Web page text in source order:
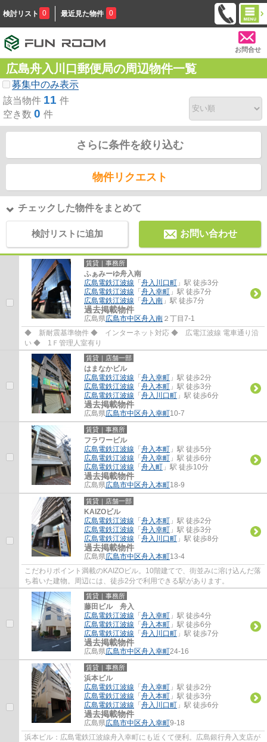
検討リスト 0 最近見た物件 0
お問合せ
広島舟入川口郵便局の周辺物件一覧
募集中のみ表示
該当物件 11 件
空き数 0 件
さらに条件を絞り込む
物件リクエスト
チェックした物件をまとめて
検討リストに追加 お問い合わせ
賃貸｜事務所
ふぁみーゆ舟入南
広島電鉄江波線 「 舟入川口町 」駅 徒歩3分
広島電鉄江波線 「 舟入幸町 」駅 徒歩7分
広島電鉄江波線 「 舟入南 」駅 徒歩7分
過去掲載物件
広島県広島市中区舟入南 ２丁目7-1
◆ 新耐震基準物件 ◆ インターネット対応 ◆ 広電江波線 電車通り沿
い ◆ 1Ｆ管理人室有り
賃貸｜店舗一部
はまなかビル
広島電鉄江波線 「 舟入幸町 」駅 徒歩2分
広島電鉄江波線 「 舟入本町 」駅 徒歩3分
広島電鉄江波線 「 舟入川口町 」駅 徒歩6分
過去掲載物件
広島県広島市中区舟入幸町10-7
賃貸｜事務所
フラワービル
広島電鉄江波線 「 舟入本町 」駅 徒歩5分
広島電鉄江波線 「 舟入幸町 」駅 徒歩6分
広島電鉄江波線 「 舟入町 」駅 徒歩10分
過去掲載物件
広島県広島市中区舟入本町18-9
賃貸｜店舗一部
KAIZOビル
広島電鉄江波線 「 舟入本町 」駅 徒歩2分
広島電鉄江波線 「 舟入幸町 」駅 徒歩3分
広島電鉄江波線 「 舟入川口町 」駅 徒歩8分
過去掲載物件
広島県広島市中区舟入本町13-4
こだわりポイント満載のKAIZOビル。10階建てで、街並みに溶け込んだ落
ち着いた建物。周辺には、徒歩2分で利用できる駅があります。
賃貸｜事務所
藤田ビル 舟入
広島電鉄江波線 「 舟入幸町 」駅 徒歩4分
広島電鉄江波線 「 舟入本町 」駅 徒歩6分
広島電鉄江波線 「 舟入川口町 」駅 徒歩7分
過去掲載物件
広島県広島市中区舟入幸町24-16
賃貸｜事務所
浜本ビル
広島電鉄江波線 「 舟入幸町 」駅 徒歩2分
広島電鉄江波線 「 舟入本町 」駅 徒歩3分
広島電鉄江波線 「 舟入川口町 」駅 徒歩6分
過去掲載物件
広島県広島市中区舟入幸町9-18
浜本ビル：広島電鉄江波線舟入幸町にも近くて便利。広島銀行舟入支店が